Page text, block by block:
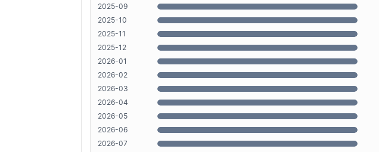
2025-09
2025-10
2025-11
2025-12
2026-01
2026-02
2026-03
2026-04
2026-05
2026-06
2026-07